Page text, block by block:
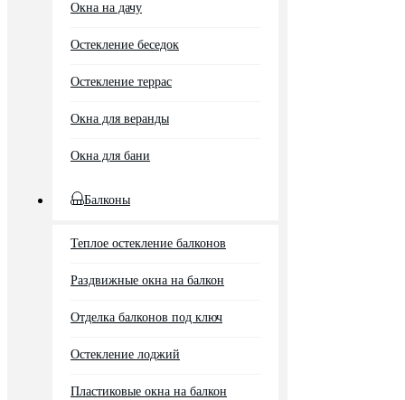
Окна на дачу
Остекление беседок
Остекление террас
Окна для веранды
Окна для бани
Балконы
Теплое остекление балконов
Раздвижные окна на балкон
Отделка балконов под ключ
Остекление лоджий
Пластиковые окна на балкон